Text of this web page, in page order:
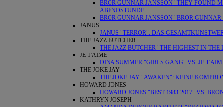
BROR GUNNAR JANSSON "THEY FOUND
ABENDSTUNDE
BROR GUNNAR JANSSON "BROR
JANUS
JANUS "TERROR": DAS
THE JAZZ BUTCHER
THE JAZZ BUTCHER "THE HIGHEST IN
JE T'AIME
DINA SUMMER "GIRLS GANG" VS. JE
THE JOKE JAY
THE JOKE JAY "AWAKEN": KEINE
HOWARD JONES
HOWARD JONES "BEST 1983-2017" VS.
KATHRYN JOSEPH